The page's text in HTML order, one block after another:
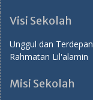
Visi Sekolah
Unggul dan
Rahmatan Lil'alamin
Misi Sekolah